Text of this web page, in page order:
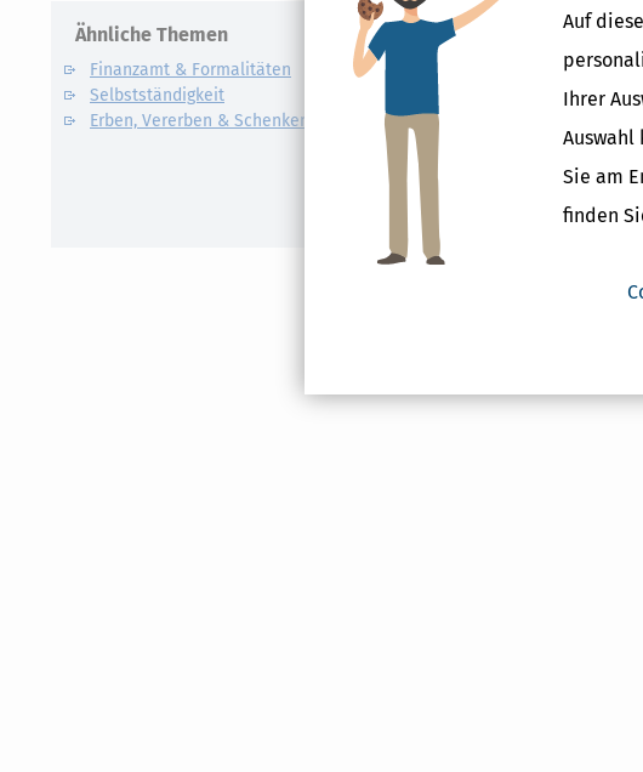
Auf
Ihrer
Sie am
finden
Ähnliche Themen
Finanzamt & Formalitäten
Selbstständigkeit
Erben, Vererben & Schenken
Verwandte Lexikon-
Kapitalertragsteuer
Definition und Erklärung
Kapitalertragsteuer -